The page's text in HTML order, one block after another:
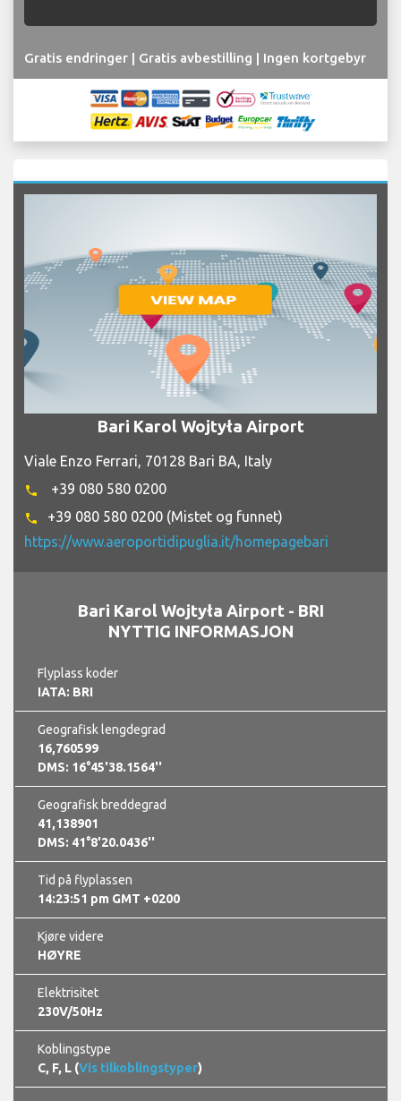
Gratis endringer | Gratis avbestilling | Ingen kortgebyr
Bari Karol Wojtyła Airport
Viale Enzo Ferrari, 70128 Bari BA, Italy
phone +39 080 580 0200
phone
+39 080 580 0200 (Mistet og funnet)
https://www.aeroportidipuglia.it/homepagebari
Bari Karol Wojtyła Airport - BRI
NYTTIG INFORMASJON
Flyplass koder
IATA: BRI
Geografisk lengdegrad
16,760599
DMS: 16°45'38.1564''
Geografisk breddegrad
41,138901
DMS: 41°8'20.0436''
Tid på flyplassen
14:23:52 pm GMT +0200
Kjøre videre
HØYRE
Elektrisitet
230V/50Hz
Koblingstype
C, F, L (Vis tilkoblingstyper)